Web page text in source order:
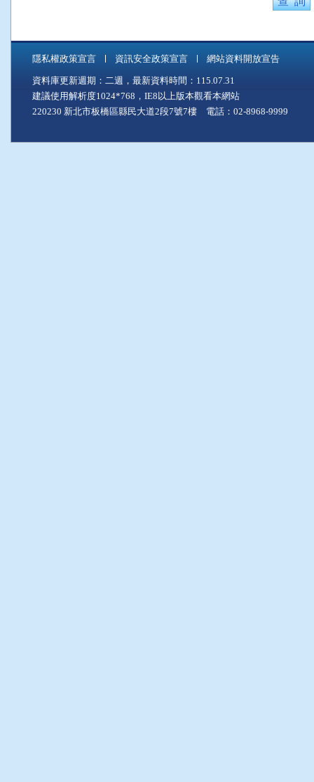
隱私權政策宣言 資訊安全政策宣言 網站資料開放宣告
資料庫更新週期：二週，最新資料時間：115.07.31
建議使用解析度1024*768，IE8以上版本觀看本網站
220230 新北市板橋區縣民大道2段7號7樓 電話：02-8968-9999